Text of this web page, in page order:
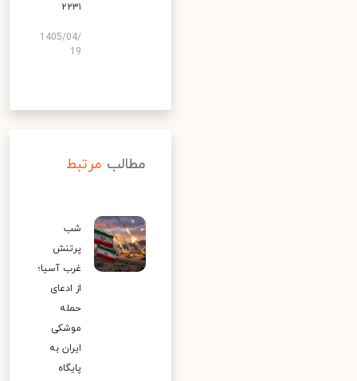
۲۲۳۱
1405/04/
19
مطالب مرتبط
شب
پرتنش
غرب آسیا؛
از ادعای
حمله
موشکی
ایران به
پایگاه